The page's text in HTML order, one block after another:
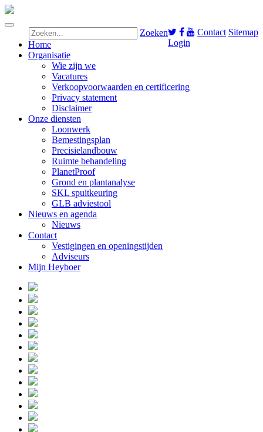
Contact Sitemap
Login
Zoeken
Home
Organisatie
Wie zijn we
Vacatures
Verkoopvoorwaarden en certificering
Privacy statement
Disclaimer
Onze diensten
Loonwerk
Bemestingsplan
Precisielandbouw
Ruimte behandeling
PlanetProof
Grond en plantanalyse
SKL spuitkeuring
GLB adviestool
Nieuws en agenda
Nieuws
Contact
Vestigingen en openingstijden
Adviseurs
Mijn Heyboer